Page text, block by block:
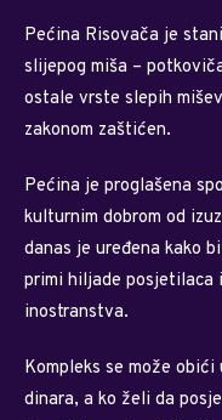
Pećina Risovača je
slijepog miša –
ostale vrste slepih
zakonom zaštićen.
Pećina je proglašena
kulturnim dobrom od
danas je uređena kako
primi hiljade posjetilaca
inostranstva.
Kompleks se može
dinara, a ko želi da